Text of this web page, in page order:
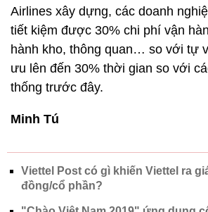
Airlines xây dựng, các doanh
tiết kiệm được 30% chi phí vận
hành kho, thông quan… so với tự
ưu lên đến 30% thời gian so với
thống trước đây.
Minh Tú
Viettel Post có gì khiến Viettel ra
đồng/cổ phần?